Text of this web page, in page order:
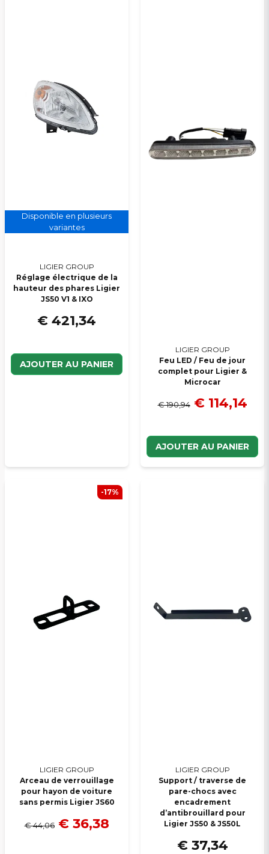
Disponible en plusieurs
variantes
LIGIER GROUP
Réglage électrique de la
hauteur des phares Ligier
JS50 V1 & IXO
€ 421,34
AJOUTER AU PANIER
LIGIER GROUP
Feu LED / Feu de jour
complet pour Ligier &
Microcar
€ 190,94 € 114,14
AJOUTER AU PANIER
LIGIER GROUP
Arceau de verrouillage
pour hayon de voiture
sans permis Ligier JS60
€ 44,06 € 36,38
-17%
LIGIER GROUP
Support / traverse de
pare-chocs avec
encadrement
d’antibrouillard pour
Ligier JS50 & JS50L
€ 37,34
Veuillez envoyer une question